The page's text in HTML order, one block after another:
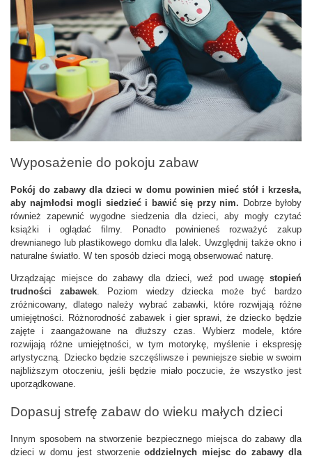
Wyposażenie do pokoju zabaw
Pokój do zabawy dla dzieci w domu powinien mieć stół i krzesła,
aby najmłodsi mogli siedzieć i bawić się przy nim. Dobrze byłoby
również zapewnić wygodne siedzenia dla dzieci, aby mogły czytać
książki i oglądać filmy. Ponadto powinieneś rozważyć zakup
drewnianego lub plastikowego domku dla lalek. Uwzględnij także okno i
naturalne światło. W ten sposób dzieci mogą obserwować naturę.
Urządzając miejsce do zabawy dla dzieci, weź pod uwagę stopień
trudności zabawek. Poziom wiedzy dziecka może być bardzo
zróżnicowany, dlatego należy wybrać zabawki, które rozwijają różne
umiejętności. Różnorodność zabawek i gier sprawi, że dziecko będzie
zajęte i zaangażowane na dłuższy czas. Wybierz modele, które
rozwijają różne umiejętności, w tym motorykę, myślenie i ekspresję
artystyczną. Dziecko będzie szczęśliwsze i pewniejsze siebie w swoim
najbliższym otoczeniu, jeśli będzie miało poczucie, że wszystko jest
uporządkowane.
Dopasuj strefę zabaw do wieku małych dzieci
Innym sposobem na stworzenie bezpiecznego miejsca do zabawy dla
dzieci w domu jest stworzenie oddzielnych miejsc do zabawy dla